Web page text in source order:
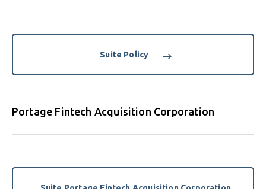
Suite Policy
Portage Fintech Acquisition Corporation